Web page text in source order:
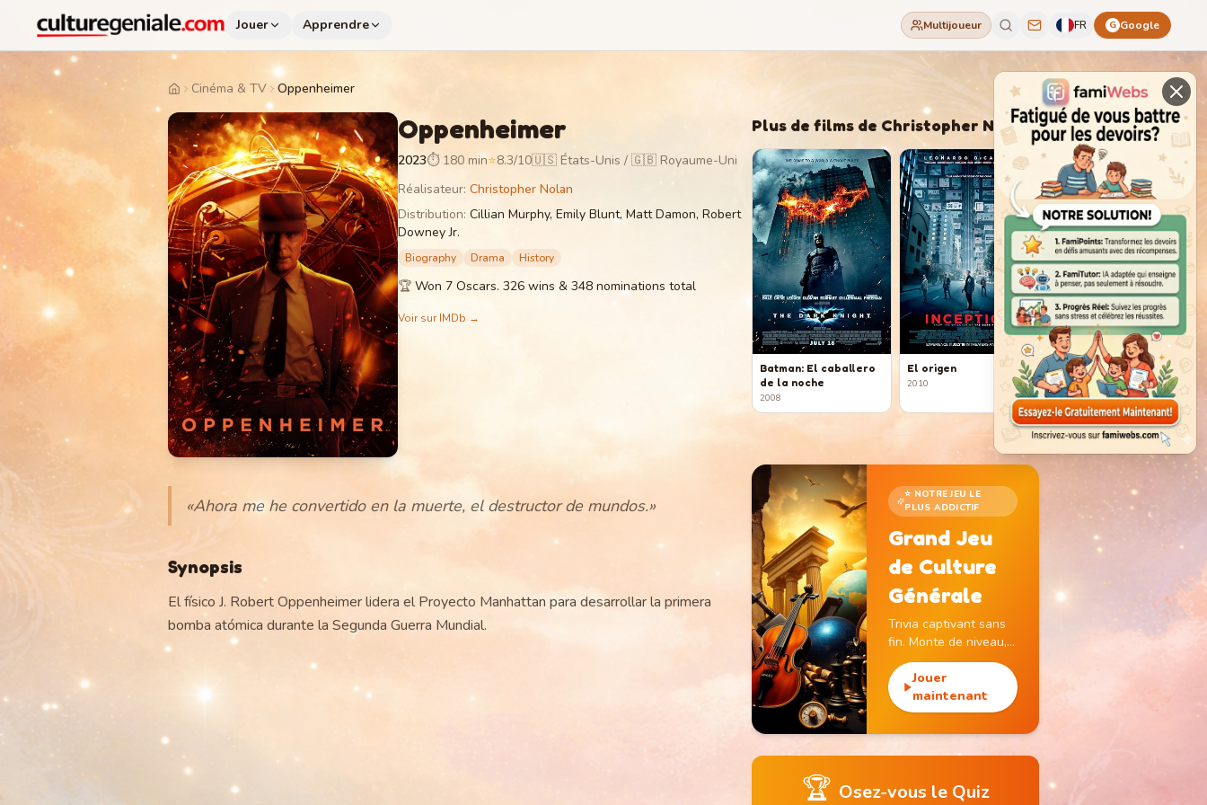
Jouer Apprendre Multijoueur FR G Google
HomeCinéma & TV Oppenheimer
Oppenheimer
2023⏱ 180 min⭐8.3/10🇺🇸 États-Unis / 🇬🇧 Royaume-Uni
Réalisateur: Christopher Nolan
Distribution: Cillian Murphy, Emily Blunt, Matt Damon, Robert
Downey Jr.
Biography Drama History
🏆 Won 7 Oscars. 326 wins & 348 nominations total
Voir sur IMDb →
«Ahora me he convertido en la muerte, el destructor de mundos.»
Synopsis
El físico J. Robert Oppenheimer lidera el Proyecto Manhattan para desarrollar la primera
bomba atómica durante la Segunda Guerra Mundial.
Plus de films de Christopher Nolan
Batman: El caballero
de la noche
2008
El origen
2010
⭐ NOTRE JEU LE
PLUS ADDICTIF
Grand Jeu
de Culture
Générale
Trivia captivant sans
fin. Monte de niveau,
gagne des pièces et
débloque des
monuments
emblématiques.
Jouer
maintenant
🏆 Osez-vous le Quiz